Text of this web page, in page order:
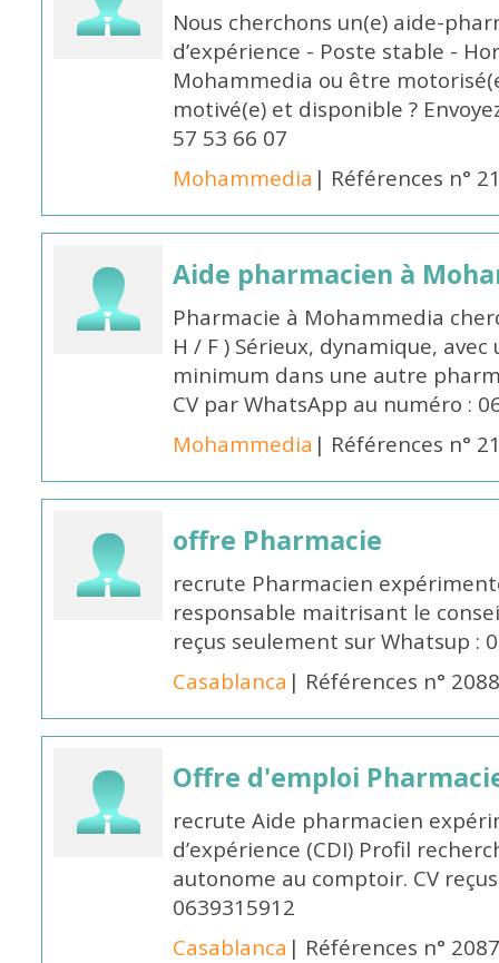
Nous cherchons un(e) aide-
d’expérience - Poste stable -
Mohammedia ou être
motivé(e) et disponible ?
57 53 66 07
Mohammedia | Références n°
Aide pharmacien à
Pharmacie à Mohammedia
H / F ) Sérieux, dynamique,
minimum dans une autre
CV par WhatsApp au numéro :
Mohammedia | Références n°
offre Pharmacie
recrute Pharmacien
responsable maitrisant le
reçus seulement sur Whatsup :
Casablanca | Références n°
Offre d'emploi
recrute Aide pharmacien
d’expérience (CDI) Profil
autonome au comptoir. CV
0639315912
Casablanca | Références n°